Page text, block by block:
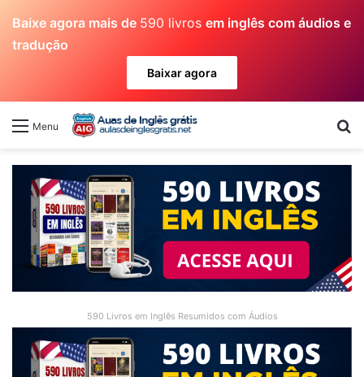
Baixe agora mais de 590 livros em inglês com áudios e
tradução
Baixar agora
Menu
590 Livros em Inglês Resumidos com Áudios